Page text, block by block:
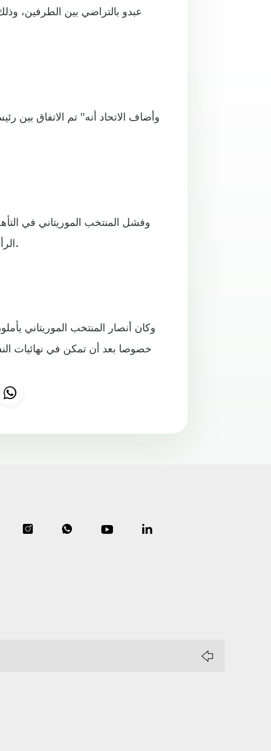
عبدو بالتراضي بين الطرفين،
وفشل المنتخب الموريتاني في
الرأس الأخضر (1 – 0) برسم الجولة السادسة للمجموعة الثالثة.
وكان أنصار المنتخب الموريتاني
خصوصا بعد أن تمكن في نهائيات